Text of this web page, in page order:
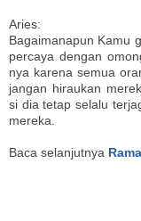
Aries:
Bagaimanapun Kamu
percaya dengan
nya karena semua
jangan hiraukan
si dia tetap selalu
mereka.
Baca selanjutnya